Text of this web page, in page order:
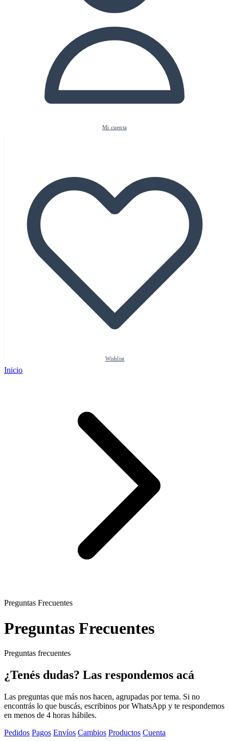
Mi cuenta
Wishlist
Inicio
Preguntas Frecuentes
Preguntas Frecuentes
Preguntas frecuentes
¿Tenés dudas? Las respondemos acá
Las preguntas que más nos hacen, agrupadas por tema. Si no
encontrás lo que buscás, escribinos por WhatsApp y te respondemos
en menos de 4 horas hábiles.
Pedidos Pagos Envíos Cambios Productos Cuenta